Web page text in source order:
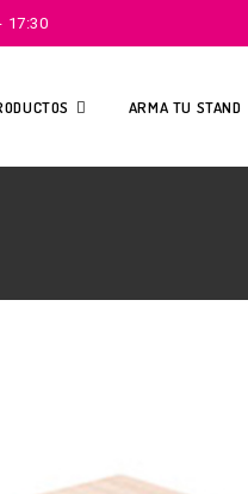
17:30
ARMA TU STAND